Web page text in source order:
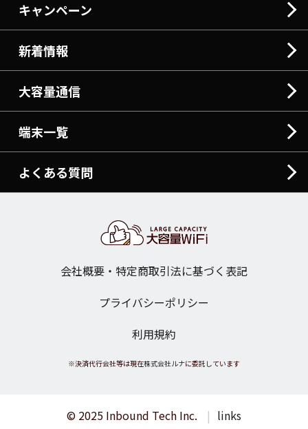
キャンペーン
新着情報
大容量通信
端末一覧
よくある質問
会社概要・特定商取引法に基づく表記
プライバシーポリシー
利用規約
※決済代行会社等は現在株式会社ルナに委託しています
© 2025 Inbound Tech Inc. links